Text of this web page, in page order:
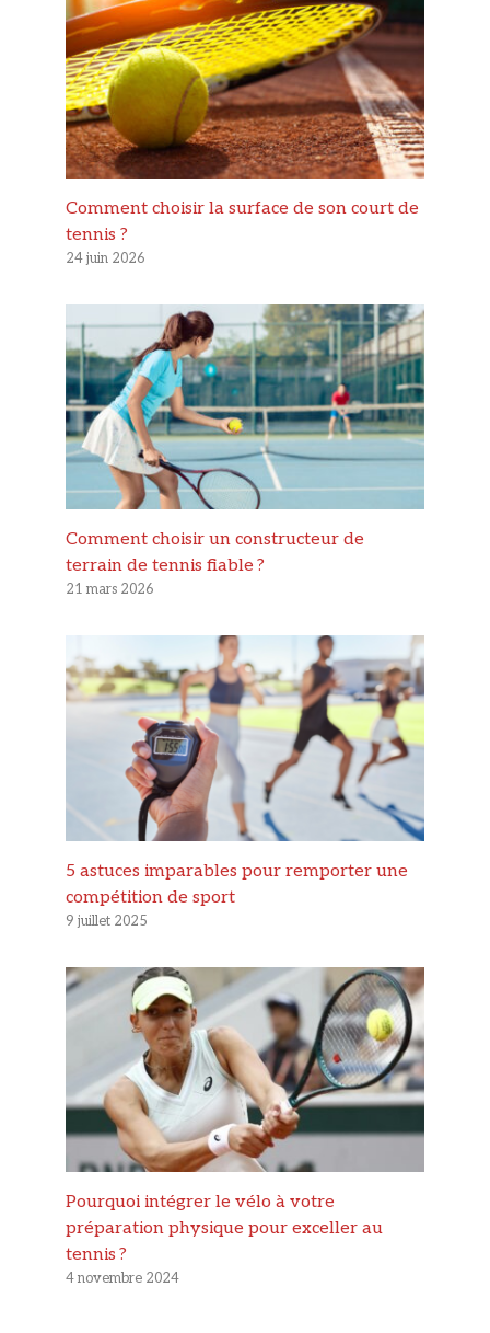
Comment choisir la surface de son court de
tennis ?
24 juin 2026
Comment choisir un constructeur de
terrain de tennis fiable ?
21 mars 2026
5 astuces imparables pour remporter une
compétition de sport
9 juillet 2025
Pourquoi intégrer le vélo à votre
préparation physique pour exceller au
tennis ?
4 novembre 2024